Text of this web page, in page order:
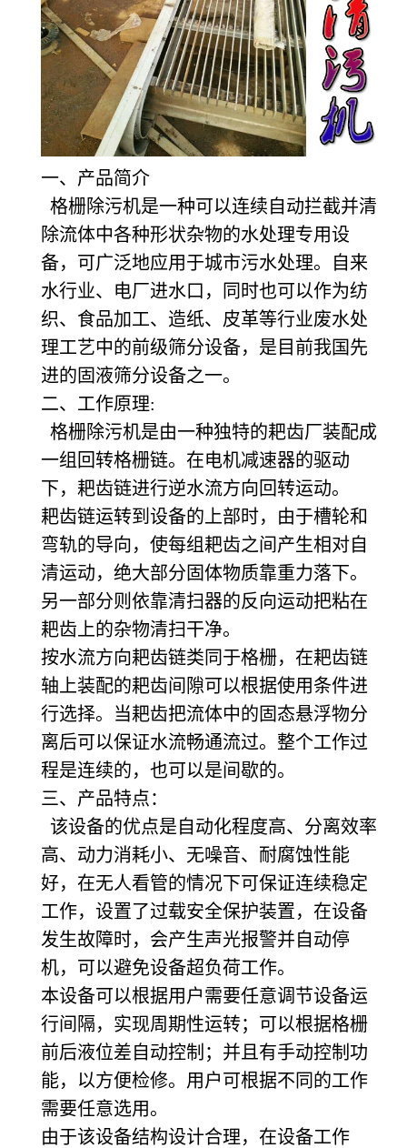
一、产品简介
格栅除污机是一种可以连续自动拦截并清
除流体中各种形状杂物的水处理专用设
备，可广泛地应用于城市污水处理。自来
水行业、电厂进水口，同时也可以作为纺
织、食品加工、造纸、皮革等行业废水处
理工艺中的前级筛分设备，是目前我国先
进的固液筛分设备之一。
二、工作原理:
格栅除污机是由一种独特的耙齿厂装配成
一组回转格栅链。在电机减速器的驱动
下，耙齿链进行逆水流方向回转运动。
耙齿链运转到设备的上部时，由于槽轮和
弯轨的导向，使每组耙齿之间产生相对自
清运动，绝大部分固体物质靠重力落下。
另一部分则依靠清扫器的反向运动把粘在
耙齿上的杂物清扫干净。
按水流方向耙齿链类同于格栅，在耙齿链
轴上装配的耙齿间隙可以根据使用条件进
行选择。当耙齿把流体中的固态悬浮物分
离后可以保证水流畅通流过。整个工作过
程是连续的，也可以是间歇的。
三、产品特点：
该设备的优点是自动化程度高、分离效率
高、动力消耗小、无噪音、耐腐蚀性能
好，在无人看管的情况下可保证连续稳定
工作，设置了过载安全保护装置，在设备
发生故障时，会产生声光报警并自动停
机，可以避免设备超负荷工作。
本设备可以根据用户需要任意调节设备运
行间隔，实现周期性运转；可以根据格栅
前后液位差自动控制；并且有手动控制功
能，以方便检修。用户可根据不同的工作
需要任意选用。
由于该设备结构设计合理，在设备工作